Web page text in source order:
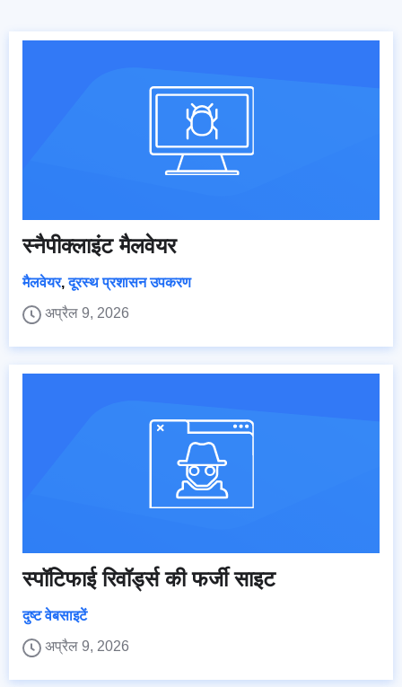
स्नैपीक्लाइंट मैलवेयर
मैलवेयर,दूरस्थ प्रशासन उपकरण
अप्रैल 9, 2026
स्पॉटिफाई रिवॉर्ड्स की फर्जी साइट
दुष्ट वेबसाइटें
अप्रैल 9, 2026